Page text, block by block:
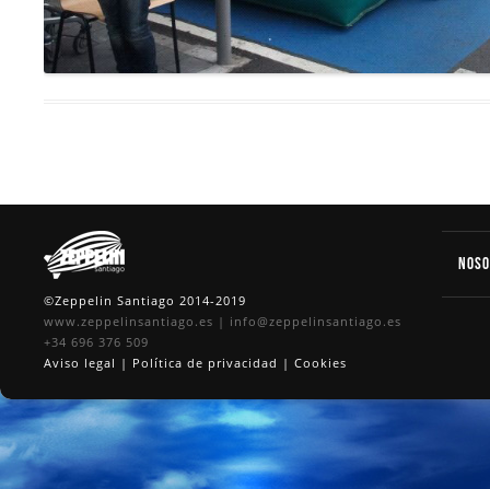
©Zeppelin Santiago 2014-2019
www.zeppelinsantiago.es | info@zeppelinsantiago.es
+34 696 376 509
Aviso legal | Política de privacidad | Cookies